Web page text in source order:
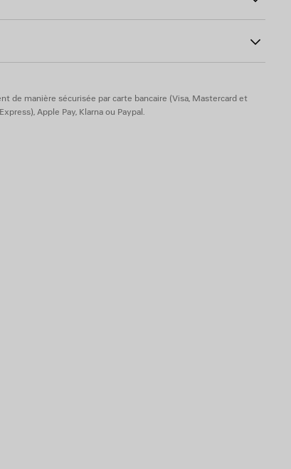
de manière sécurisée par carte bancaire (Visa, Mastercard et
Apple Pay, Klarna ou Paypal.